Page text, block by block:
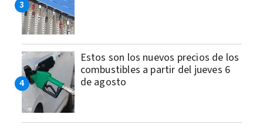
Estos son los nuevos precios de los
combustibles a partir del jueves 6
de agosto